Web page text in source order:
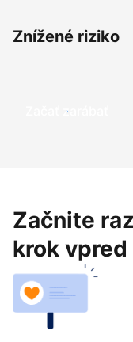
Znížené riziko
Začať zarábať
Začnite
krok vpred